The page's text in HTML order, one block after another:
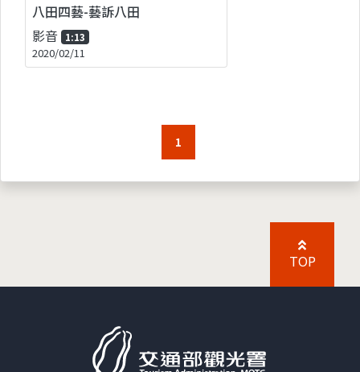
八田四藝-藝訴八田
影音 1:13
2020/02/11
1
TOP